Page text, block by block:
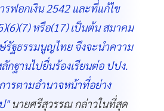
ฟอกเงิน 2542 และที่แก้ไข
หรือ(17) เป็นต้น สมาคม
รัฐธรรมนูญไทย จึงจะนำความ
ฐานไปยื่นร้องเรียนต่อ ปปง.
ารตามอำนาจหน้าที่อย่าง
"นายศรีสุวรรณ กล่าวในที่สุด